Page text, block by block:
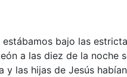
bajo las
a las diez de la noche
y las hijas de Jesús